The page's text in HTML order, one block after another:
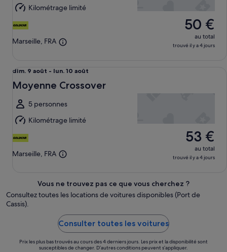
lun.
10
Kilométrage limité
Marseille, FRA
50 €
au total
trouvé il y a 4 jours
Du
dim.
août
au
lun.
10
dim. 9 août - lun. 10 août
Moyenne Crossover
5 personnes
Kilométrage limité
Marseille, FRA
53 €
au total
trouvé il y a 4 jours
Vous ne trouvez pas ce que vous cherchez ?
Consultez toutes les locations de voitures disponibles (Port de
Cassis).
Consulter toutes les voitures
Prix les plus bas trouvés au cours des 4 derniers jours. Les prix et la disponibilité sont
susceptibles de changer. D’autres conditions peuvent s’appliquer.